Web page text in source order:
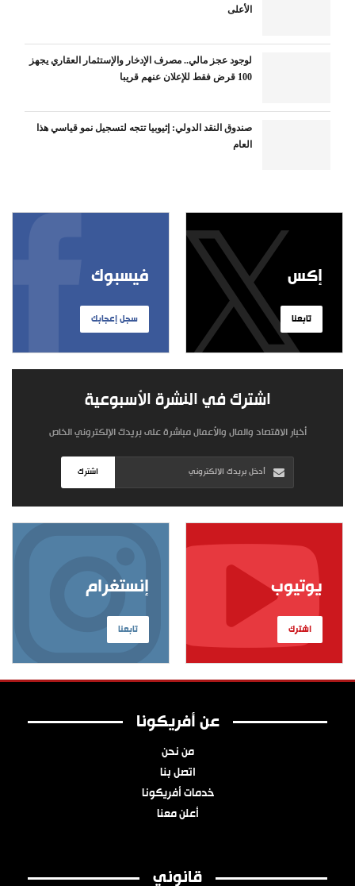
الأعلى
لوجود عجز مالي.. مصرف الإدخار والإستثمار العقاري يجهز
100 قرض فقط للإعلان عنهم قريبا
صندوق النقد الدولي: إثيوبيا تتجه لتسجيل نمو قياسي هذا
العام
فيسبوك
سجل إعجابك
إكس
تابعنا
اشترك في النشرة الأسبوعية
أخبار الاقتصاد والمال والأعمال مباشرة على بريدك الإلكتروني الخاص
اشترك
إنستغرام
تابعنا
يوتيوب
اشترك
عن أفريكونا
من نحن
اتصل بنا
خدمات أفريكونا
أعلن معنا
قانوني